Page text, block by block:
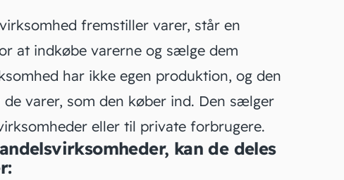
fremstiller varer, står en
at indkøbe varerne og sælge dem
har ikke egen produktion, og den
varer, som den køber ind. Den sælger
eller til private forbrugere.
kan de deles